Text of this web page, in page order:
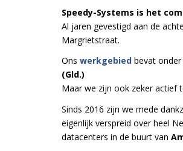
Speedy-Systems is het
Al jaren gevestigd aan de
Margrietstraat.
Ons werkgebied bevat
(Gld.)
Maar we zijn ook zeker actief
Sinds 2016 zijn we mede
eigenlijk verspreid over heel
datacenters in de buurt van